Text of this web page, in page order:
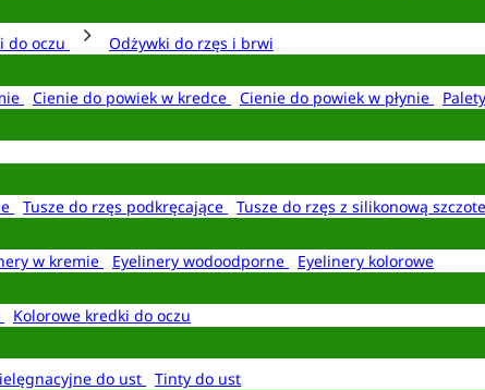
do oczu
Odżywki do rzęs i brwi
Cienie do powiek w kredce Cienie do powiek w płynie
Tusze do rzęs podkręcające Tusze do rzęs z silikonową
w kremie Eyelinery wodoodporne
Eyelinery kolorowe
Kolorowe kredki do oczu
do ust
Tinty do ust